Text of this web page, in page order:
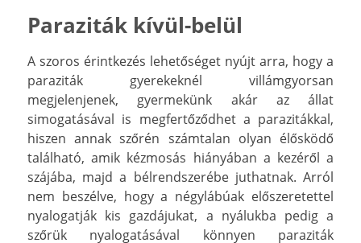
Paraziták kívül-belül
A szoros érintkezés lehetőséget nyújt arra, hogy a
paraziták gyerekeknél villámgyorsan
megjelenjenek, gyermekünk akár
az állat
simogatásával is megfertőződhet a parazitákkal,
hiszen annak szőrén számtalan olyan élősködő
található, amik kézmosás hiányában a kezéről a
szájába, majd a bélrendszerébe juthatnak. Arról
nem beszélve, hogy a négylábúak előszeretettel
nyalogatják kis gazdájukat, a nyálukba pedig a
szőrük nyalogatásával könnyen paraziták